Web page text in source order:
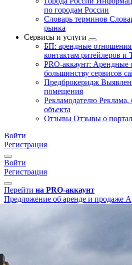
по городам России
Словарь терминов
рынка
Сервисы и услуги
БП: арендные отношения
контактам ритейлеров и
PRO-аккаунт: Арендные
большинству сервисов
Предброкеридж
помещения
Рекламодателю Реклама,
объекта
Отзывы Отзывы о
Войти
Регистрация
Войти
Регистрация
Перейти на PRO-аккаунт
Предложение об аренде и продаже